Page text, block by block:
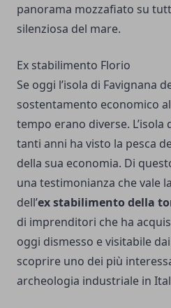
panorama mozzafiato su
silenziosa del mare.
Ex stabilimento Florio
Se oggi l’isola di Favignana
sostentamento economico
tempo erano diverse.
tanti anni ha visto la pesca
della sua economia. Di
una testimonianza che vale
dell’ex stabilimento della
di imprenditori che ha
oggi dismesso e visitabile
scoprire uno dei più
archeologia industriale in